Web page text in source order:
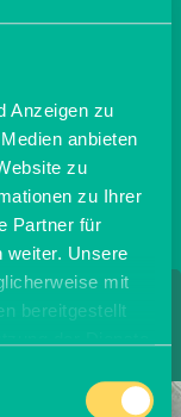
Anzeigen zu
anbieten
zu
zu Ihrer
Partner für
weiter. Unsere
mit
bereitgestellt